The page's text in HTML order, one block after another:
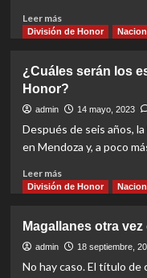
Leer másRead
more
listo
para
la
División
Honor
División de Honor
¿Cuáles serán los
Honor?
admin 14 mayo, 2023
Después de seis años,
en Mendoza y, a poco
Leer másRead
more
serán
los
estadios
División de Honor
Magallanes otra
admin 18 septiembre,
No hay caso. El título